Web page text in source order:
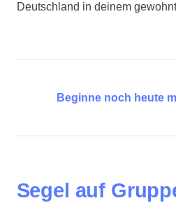
Deutschland in deinem
Beginne noch heute
Segel auf